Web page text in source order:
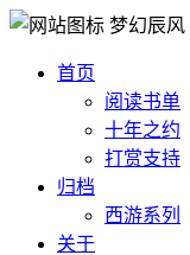
梦幻辰风
首页
阅读书单
十年之约
打赏支持
归档
西游系列
关于